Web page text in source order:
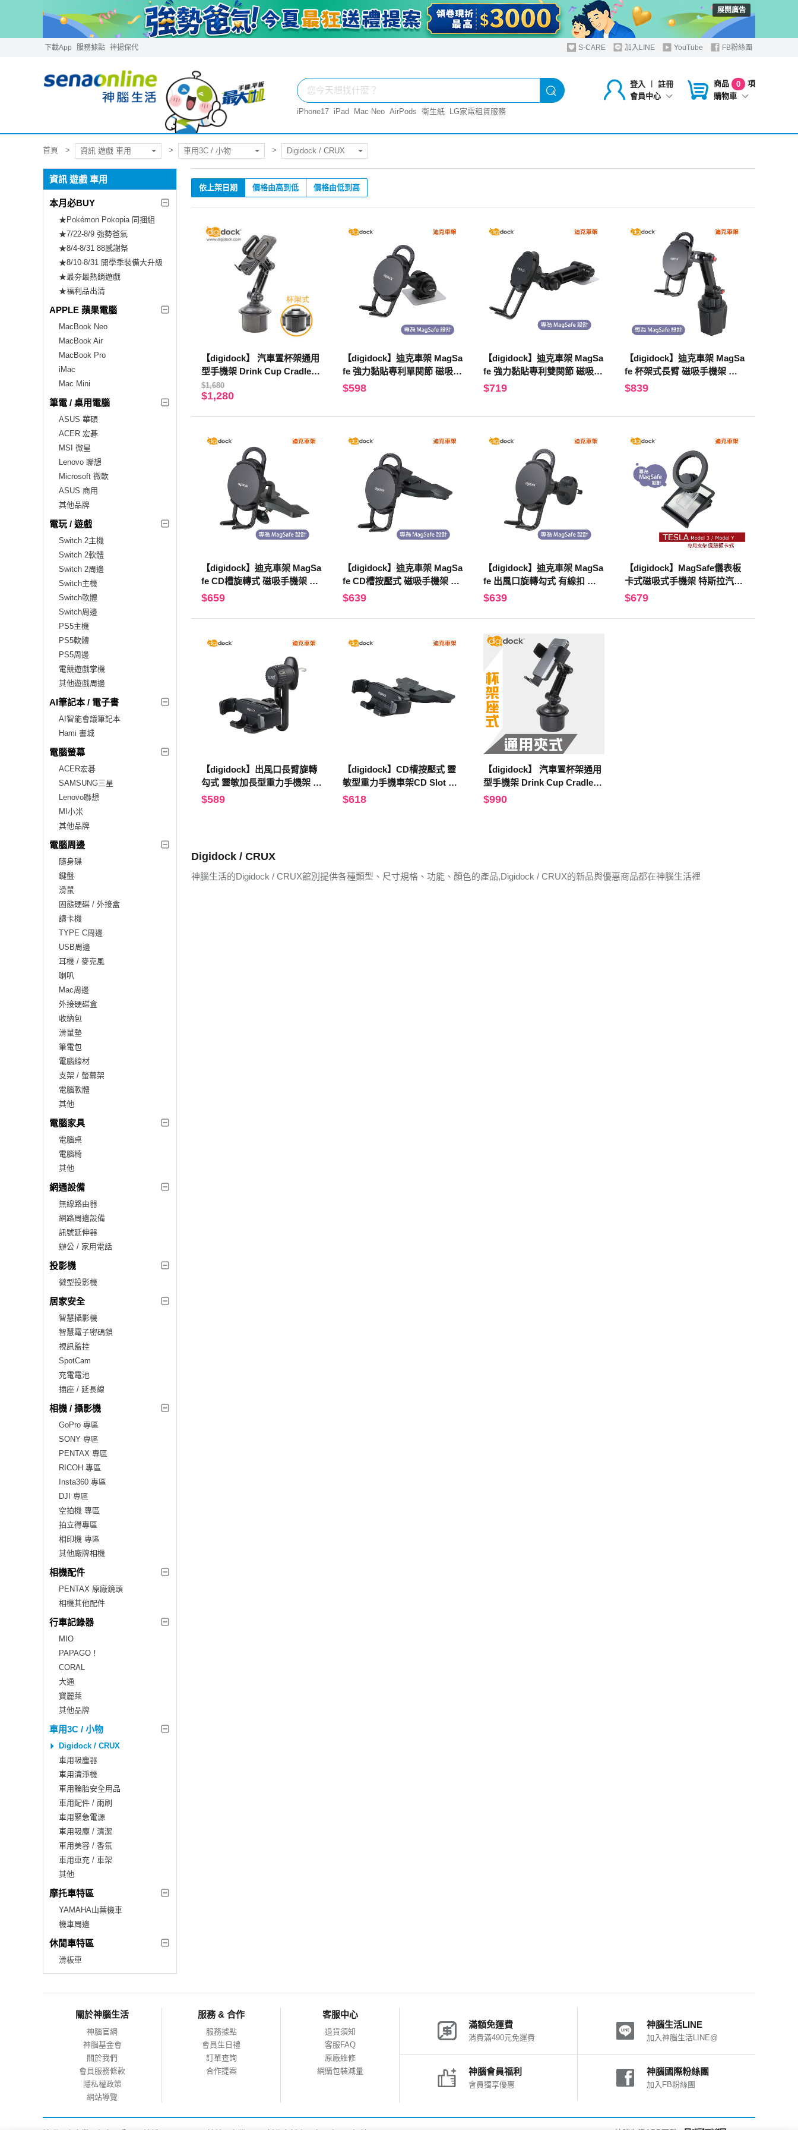
展開廣告
下載App 服務據點 神揚保代 S-CARE 加入LINE YouTube FB粉絲團
登入 ︱
註冊
會員中心
商品 0
項
購物車
iPhone17 iPad Mac Neo AirPods 衛生紙 LG家電租賃服務
首頁 資訊 遊戲 車用 車用3C / 小物 Digidock / CRUX
資訊 遊戲 車用
本月必BUY
★Pokémon Pokopia 同捆組
★7/22-8/9 強勢爸氣
★8/4-8/31 88感謝祭
★8/10-8/31 開學季裝備大升級
★最夯最熱銷遊戲
★福利品出清
APPLE 蘋果電腦
MacBook Neo
MacBook Air
MacBook Pro
iMac
Mac Mini
筆電 / 桌用電腦
ASUS 華碩
ACER 宏碁
MSI 微星
Lenovo 聯想
Microsoft 微軟
ASUS 商用
其他品牌
電玩 / 遊戲
Switch 2主機
Switch 2軟體
Switch 2周邊
Switch主機
Switch軟體
Switch周邊
PS5主機
PS5軟體
PS5周邊
電競遊戲掌機
其他遊戲周邊
AI筆記本 / 電子書
AI智能會議筆記本
Hami 書城
電腦螢幕
ACER宏碁
SAMSUNG三星
Lenovo聯想
MI小米
其他品牌
電腦周邊
隨身碟
鍵盤
滑鼠
固態硬碟 / 外接盒
讀卡機
TYPE C周邊
USB周邊
耳機 / 麥克風
喇叭
Mac周邊
外接硬碟盒
收納包
滑鼠墊
筆電包
電腦線材
支架 / 螢幕架
電腦軟體
其他
電腦家具
電腦桌
電腦椅
其他
網通設備
無線路由器
網路周邊設備
訊號延伸器
辦公 / 家用電話
投影機
微型投影機
居家安全
智慧攝影機
智慧電子密碼鎖
視訊監控
SpotCam
充電電池
插座 / 延長線
相機 / 攝影機
GoPro 專區
SONY 專區
PENTAX 專區
RICOH 專區
Insta360 專區
DJI 專區
空拍機 專區
拍立得專區
相印機 專區
其他廠牌相機
相機配件
PENTAX 原廠鏡頭
相機其他配件
行車記錄器
MIO
PAPAGO！
CORAL
大通
寶麗萊
其他品牌
車用3C / 小物
Digidock / CRUX
車用吸塵器
車用清淨機
車用輪胎安全用品
車用配件 / 雨刷
車用緊急電源
車用吸塵 / 清潔
車用美容 / 香氛
車用車充 / 車架
其他
摩托車特區
YAMAHA山葉機車
機車周邊
休閒車特區
滑板車
依上架日期 價格由高到低 價格由低到高
【digidock】 汽車置杯架通用
型手機架 Drink Cup Cradle
支架 固定架 GPS CAR Holder
(CR-3200)
$1,680
$1,280
【digidock】迪克車架 MagSa
fe 強力黏貼專利單関節 磁吸手
機架 儀錶板/汽車/支架 固定架
$598
【digidock】迪克車架 MagSa
fe 強力黏貼專利雙関節 磁吸手
機架 儀錶板/汽車/支架 固定架
$719
【digidock】迪克車架 MagSa
fe 杯架式長臂 磁吸手機架 杯
架/汽車/支架 固定架 導航 GPS
$839
【digidock】迪克車架 MagSa
fe CD槽旋轉式 磁吸手機架 C
D槽 /汽車/支架 固定架 導航 G
$659
【digidock】迪克車架 MagSa
fe CD槽按壓式 磁吸手機架 C
D槽 /汽車/支架 固定架 導航 G
$639
【digidock】迪克車架 MagSa
fe 出風口旋轉勾式 有線扣 磁
吸手機架 冷氣出風口夾/汽車/
V09)
$639
【digidock】MagSafe儀表板
卡式磁吸式手機架 特斯拉汽車
車架 支架 固定架 導航架 GPS
$679
【digidock】出風口長臂旋轉
勾式 靈敏加長型重力手機架 汽
車車架 支架 固定架 導航架 GP
$589
【digidock】CD槽按壓式 靈
敏型重力手機車架CD Slot Ma
gnetic Cradle CD槽手機架/汽
$618
【digidock】 汽車置杯架通用
型手機架 Drink Cup Cradle
支架 固定架 GPS CAR Holder
$990
Digidock / CRUX
神腦生活的Digidock / CRUX館別提供各種類型、尺寸規格、功能、顏色的產品,Digidock / CRUX的新品與優惠商品都在神腦生活裡
關於神腦生活
神腦官網
神腦基金會
關於我們
會員服務條款
隱私權政策
網站導覽
服務 & 合作
服務據點
會員生日禮
訂單查詢
合作提案
客服中心
退貨須知
客服FAQ
原廠維修
網購包裝減量
滿額免運費
消費滿490元免運費
神腦生活LINE
加入神腦生活LINE@
神腦會員福利
會員獨享優惠
神腦國際粉絲團
加入FB粉絲團